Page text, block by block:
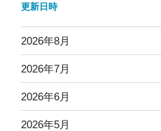
更新日時
2026年8月
2026年7月
2026年6月
2026年5月